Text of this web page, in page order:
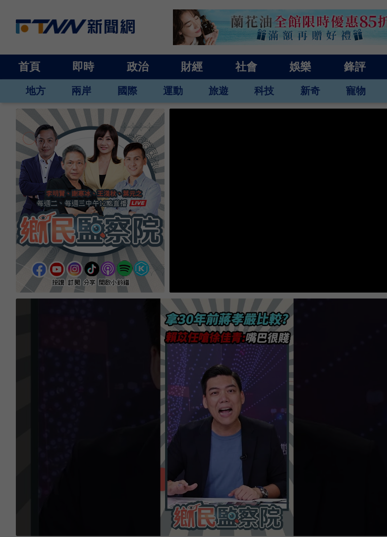
首頁 即時 政治 財經 社會 娛樂 鋒評
地方 兩岸 國際 運動 旅遊 科技 新奇 寵物